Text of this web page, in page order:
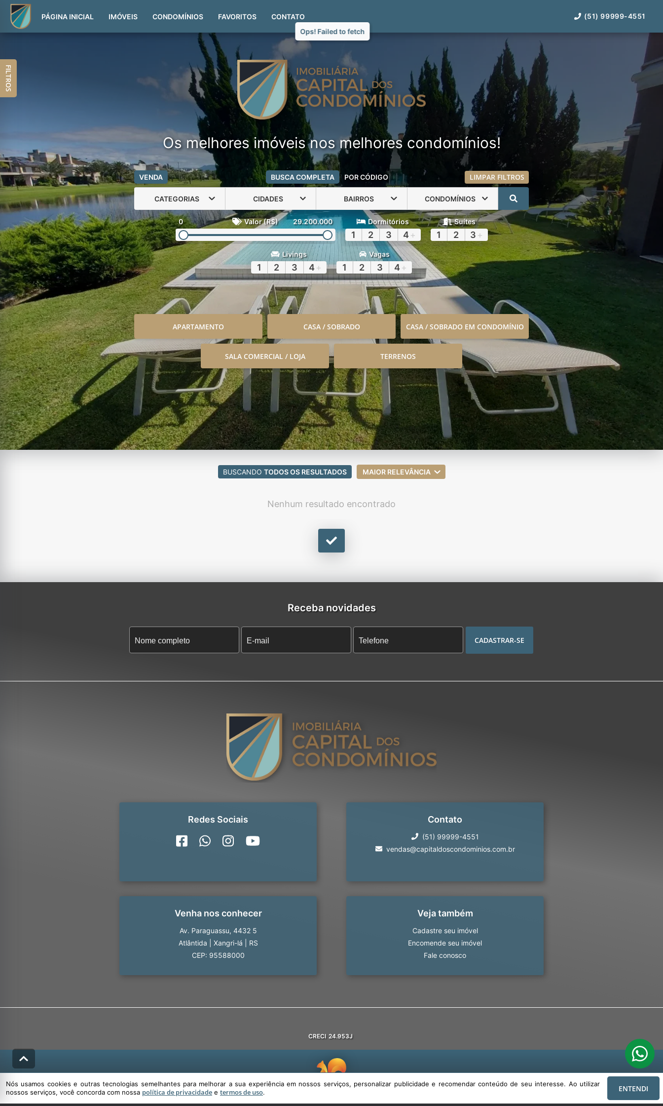
PÁGINA INICIAL IMÓVEIS CONDOMÍNIOS FAVORITOS CONTATO (51) 99999-4551
Os melhores imóveis nos melhores condomínios!
VENDA BUSCA COMPLETA POR CÓDIGO LIMPAR FILTROS
CATEGORIAS CIDADES BAIRROS CONDOMÍNIOS
0 Valor (R$) 29.200.000 Dormitórios
1 2 3 4 +
Suítes
1 2 3 +
Livings
1 2 3 4 +
Vagas
1 2 3 4 +
APARTAMENTO CASA / SOBRADO CASA / SOBRADO EM CONDOMÍNIO
SALA COMERCIAL / LOJA TERRENOS
FILTROS
BUSCANDO TODOS OS RESULTADOS MAIOR RELEVÂNCIA
Nenhum resultado encontrado
Receba novidades
CADASTRAR-SE
Redes Sociais Contato
(51) 99999-4551
vendas@capitaldoscondominios.com.br
Venha nos conhecer
Av. Paraguassu, 4432 5
Atlântida
Xangri-lá
RS
CEP: 95588000
Veja também
Cadastre seu imóvel
Encomende seu imóvel
Fale conosco
CRECI 24.953J
Nós usamos cookies e outras tecnologias semelhantes para melhorar a sua experiência em nossos serviços, personalizar publicidade e recomendar conteúdo de seu interesse. Ao utilizar
nossos serviços, você concorda com nossa política de privacidade e termos de uso. ENTENDI